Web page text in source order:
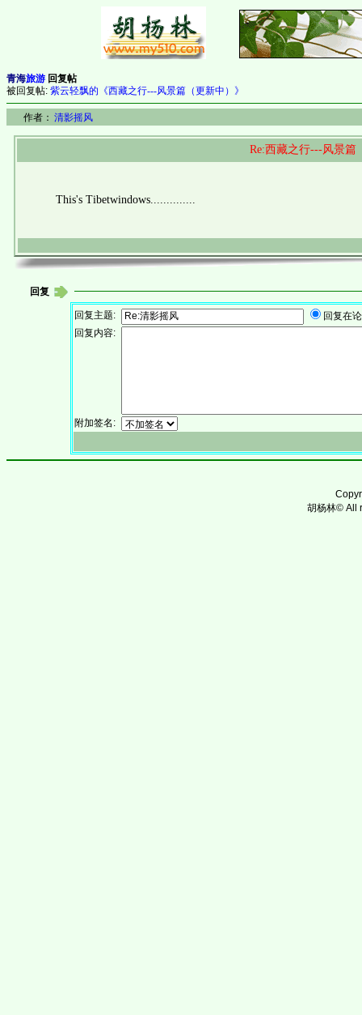
青海旅游 回复帖
被回复帖: 紫云轻飘的《西藏之行---风景篇（更新中）》
作者： 清影摇风
Re:西藏之行---风景篇
This's Tibetwindows..............
回复
回复主题:
回复在
回复内容:
附加签名:
胡杨林© All